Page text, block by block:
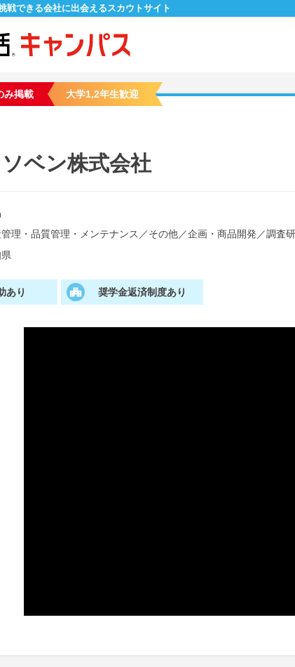
戦できる会社に出会えるスカウトサイト
み掲載 大学1,2年生歓迎
ベン株式会社
理・品質管理・メンテナンス ／その他／企画・商品開発 ／調査
あり 奨学金返済制度あり